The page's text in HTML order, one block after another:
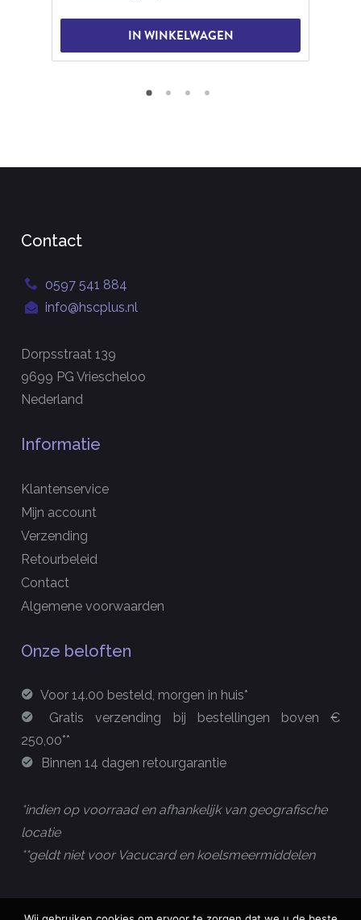
IN WINKELWAGEN
Contact
0597 541 884
info@hscplus.nl
Dorpsstraat 139
9699 PG Vriescheloo
Nederland
Informatie
Klantenservice
Mijn account
Verzending
Retourbeleid
Contact
Algemene voorwaarden
Onze beloften
Voor 14.00 besteld, morgen in huis*
Gratis verzending bij bestellingen boven €
250,00**
Binnen 14 dagen retourgarantie
*indien op voorraad en afhankelijk van geografische
locatie
**geldt niet voor Vacucard en koelsmeermiddelen